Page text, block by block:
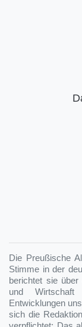
Die Preußische
Stimme in der
berichtet sie
und
Entwicklungen
sich die